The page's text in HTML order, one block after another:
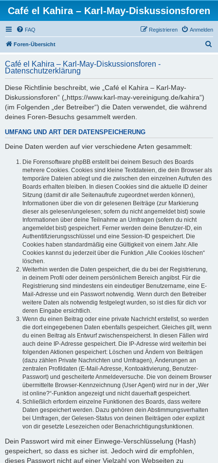
Café el Kahira – Karl-May-Diskussionsforen
FAQ Anmelden
Registrieren
Foren-Übersicht
h
Café el Kahira – Karl-May-Diskussionsforen -
Datenschutzerklärung
Diese Richtlinie beschreibt, wie „Café el Kahira – Karl-May-
Diskussionsforen“ („https://www.karl-may-vereinigung.de/kahira“)
(im Folgenden „der Betreiber“) die Daten verwendet, die während
deines Foren-Besuchs gesammelt werden.
UMFANG UND ART DER DATENSPEICHERUNG
Deine Daten werden auf vier verschiedene Arten gesammelt:
Die Forensoftware phpBB erstellt bei deinem Besuch des Boards
mehrere Cookies. Cookies sind kleine Textdateien, die dein Browser als
temporäre Dateien ablegt und die zwischen den einzelnen Aufrufen des
Boards erhalten bleiben. In diesen Cookies sind die aktuelle ID deiner
Sitzung (damit dir alle Seitenaufrufe zugeordnet werden können),
Informationen über die von dir gelesenen Beiträge (zur Markierung
dieser als gelesen/ungelesen; sofern du nicht angemeldet bist) sowie
Informationen über deine Teilnahme an Umfragen (sofern du nicht
angemeldet bist) gespeichert. Ferner werden deine Benutzer-ID, ein
Authentifizierungsschlüssel und eine Session-ID gespeichert. Die
Cookies haben standardmäßig eine Gültigkeit von einem Jahr. Alle
Cookies kannst du jederzeit über die Funktion „Alle Cookies löschen“
löschen.
Weiterhin werden die Daten gespeichert, die du bei der Registrierung,
in deinem Profil oder deinem persönlichem Bereich angibst. Für die
Registrierung sind mindestens ein eindeutiger Benutzername, eine E-
Mail-Adresse und ein Passwort notwendig. Wenn durch den Betreiber
weitere Daten als notwendig festgelegt wurden, so ist dies für dich vor
deren Eingabe ersichtlich.
Wenn du einen Beitrag oder eine private Nachricht erstellst, so werden
die dort eingegebenen Daten ebenfalls gespeichert. Gleiches gilt, wenn
du einen Beitrag als Entwurf zwischenspeicherst. In diesen Fällen wird
auch deine IP-Adresse gespeichert. Die IP-Adresse wird weiterhin bei
folgenden Aktionen gespeichert: Löschen und Ändern von Beiträgen
(dazu zählen Private Nachrichten und Umfragen), Änderungen an
zentralen Profildaten (E-Mail-Adresse, Kontoaktivierung, Benutzer-
Passwort) und gescheiterte Anmeldeversuche. Die von deinem Browser
übermittelte Browser-Kennzeichnung (User Agent) wird nur in der „Wer
ist online?“-Funktion angezeigt und nicht dauerhaft gespeichert.
Schließlich erfordern einzelne Funktionen des Boards, dass weitere
Daten gespeichert werden. Dazu gehören dein Abstimmungsverhalten
bei Umfragen, der Gelesen-Status von deinen Beiträgen oder explizit
von dir gesetzte Lesezeichen oder Benachrichtigungsfunktionen.
Dein Passwort wird mit einer Einwege-Verschlüsselung (Hash)
gespeichert, so dass es sicher ist. Jedoch wird dir empfohlen,
dieses Passwort nicht auf einer Vielzahl von Webseiten zu